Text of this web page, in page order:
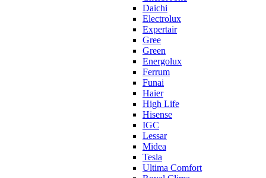
Daichi
Electrolux
Expertair
Gree
Green
Energolux
Ferrum
Funai
Haier
High Life
Hisense
IGC
Lessar
Midea
Tesla
Ultima Comfort